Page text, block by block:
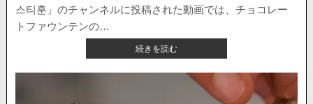
스티훈」のチャンネルに投稿された動画では、チョコレー
トファウンテンの…
続きを読む【海
外
ニ